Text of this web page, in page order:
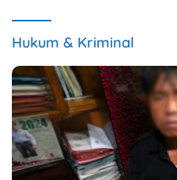
Hukum & Kriminal